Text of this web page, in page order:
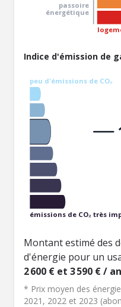
passoire
énergétique
Indice d'émission de
peu d'émissions de CO₂
émissions de CO₂ très
Montant estimé des
d'énergie pour un
2 600 € et 3 590 € /
* Prix moyen des
2021, 2022 et 2023